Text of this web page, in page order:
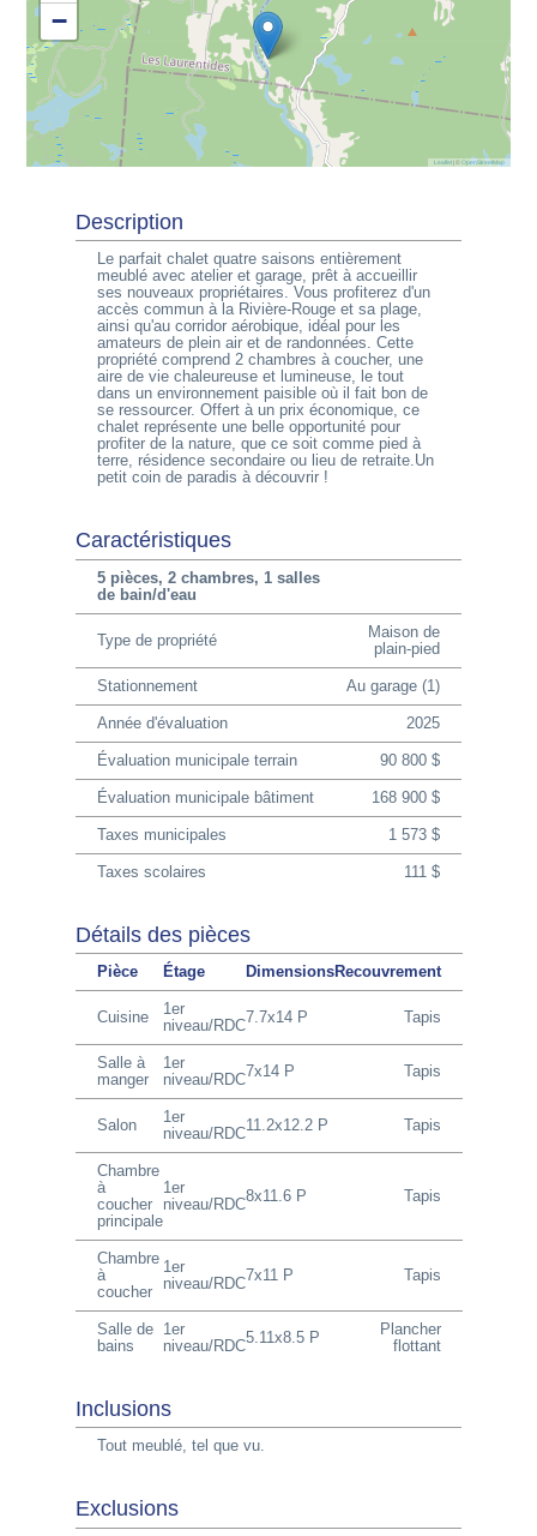
−
Leaflet |© OpenStreetMap
Description
Le parfait chalet quatre saisons entièrement
meublé avec atelier et garage, prêt à accueillir
ses nouveaux propriétaires. Vous profiterez d'un
accès commun à la Rivière-Rouge et sa plage,
ainsi qu'au corridor aérobique, idéal pour les
amateurs de plein air et de randonnées. Cette
propriété comprend 2 chambres à coucher, une
aire de vie chaleureuse et lumineuse, le tout
dans un environnement paisible où il fait bon de
se ressourcer. Offert à un prix économique, ce
chalet représente une belle opportunité pour
profiter de la nature, que ce soit comme pied à
terre, résidence secondaire ou lieu de retraite.Un
petit coin de paradis à découvrir !
Caractéristiques
5 pièces, 2 chambres, 1 salles
de bain/d'eau
Type de propriété
Maison de
plain-pied
Stationnement Au garage (1)
Année d'évaluation 2025
Évaluation municipale terrain 90 800 $
Évaluation municipale bâtiment 168 900 $
Taxes municipales 1 573 $
Taxes scolaires 111 $
Détails des pièces
Pièce Étage DimensionsRecouvrement
Cuisine
1er
niveau/RDC7.7x14 P Tapis
Salle à
manger
1er
niveau/RDC7x14 P Tapis
Salon
1er
niveau/RDC11.2x12.2 P Tapis
Chambre
à
coucher
principale
1er
niveau/RDC8x11.6 P Tapis
Chambre
à
coucher
1er
niveau/RDC7x11 P Tapis
Salle de
bains
1er
niveau/RDC5.11x8.5 P
Plancher
flottant
Inclusions
Tout meublé, tel que vu.
Exclusions